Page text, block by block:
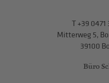
T+39 0471
Mitterweg 5,
39100
Büro